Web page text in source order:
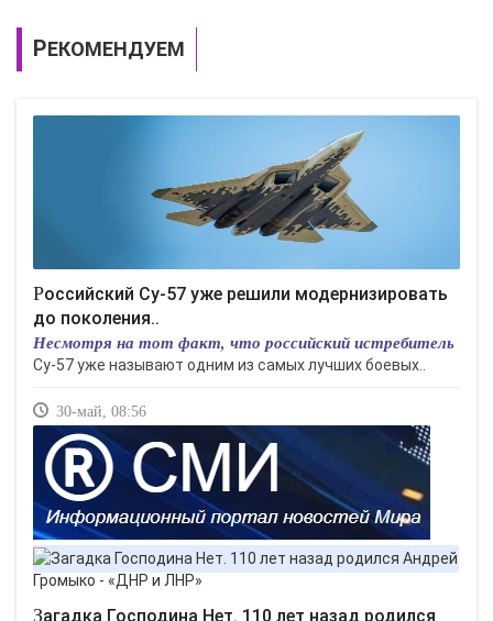
РЕКОМЕНДУЕМ
Российский Су-57 уже решили модернизировать
до поколения..
Несмотря на тот факт, что российский истребитель
Су-57 уже называют одним из самых лучших боевых..
30-май, 08:56
Загадка Господина Нет. 110 лет назад родился